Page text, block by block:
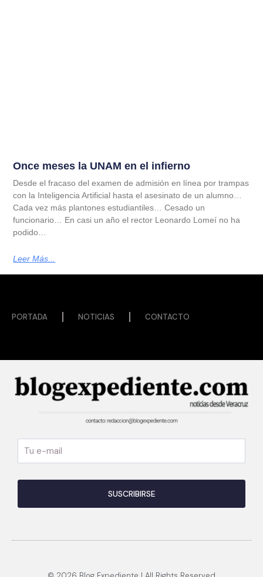
Once meses la UNAM en el infierno
Desde el fracaso del examen de admisión en línea por trampas
con la Inteligencia Artificial hasta el asesinato de un alumno…
Cada vez más plantones estudiantiles… Cesado un
funcionario… En casi un año el rector Leonardo Lomeí no ha
podido…
Leer Más...
PORTADA NOTICIAS CONTACTO